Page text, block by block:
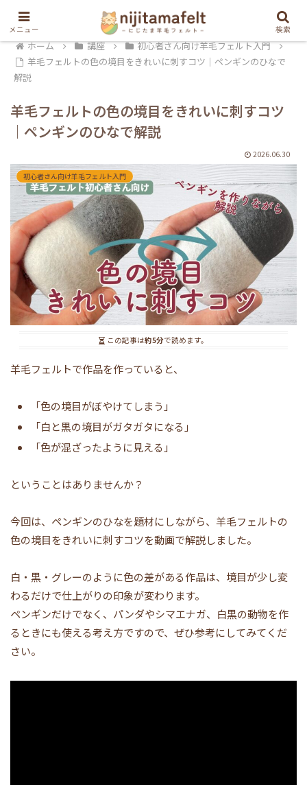
ホーム 講座
初心者さん向け羊毛フェルト入門
羊毛フェルトの色の境目をきれいに刺すコツ｜ペンギンのひなで
解説
羊毛フェルトの色の境目をきれいに刺すコツ
｜ペンギンのひなで解説
2026.06.30
初心者さん向け羊毛フェルト入門
この記事は約5分で読めます。
羊毛フェルトで作品を作っていると、
「色の境目がぼやけてしまう」
「白と黒の境目がガタガタになる」
「色が混ざったように見える」
ということはありませんか？
今回は、ペンギンのひなを題材にしながら、羊毛フェルトの
色の境目をきれいに刺すコツを動画で解説しました。
白・黒・グレーのように色の差がある作品は、境目が少し変
わるだけで仕上がりの印象が変わります。
ペンギンだけでなく、パンダやシマエナガ、白黒の動物を作
るときにも使える考え方ですので、ぜひ参考にしてみてくだ
さい。
メニュー 検索